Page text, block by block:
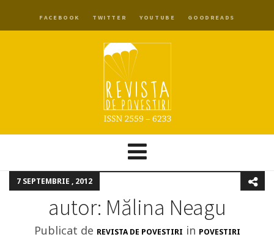
FACEBOOK TWITTER YOUTUBE GOODREADS
7 SEPTEMBRIE , 2012
autor: Mălina Neagu
Publicat de REVISTA DE POVESTIRI in POVESTIRI